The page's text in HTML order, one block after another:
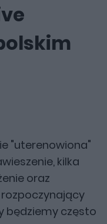
"uterenowiona"
kilka
oraz
będziemy często